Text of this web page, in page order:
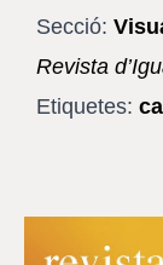
Secció:
Revista
Etiquetes: